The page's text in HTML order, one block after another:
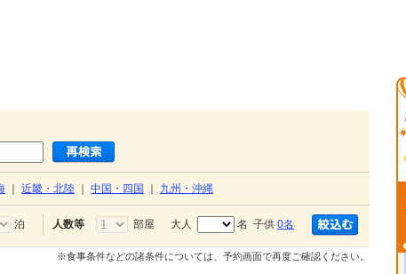
近畿・北陸 中国・四国 九州・沖縄
泊 人数等 部屋 大人 名 子供 0名
※食事条件などの諸条件については、予約画面で再度ご確認ください。